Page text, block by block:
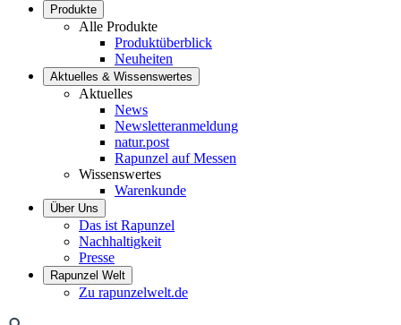
Produkte
Alle Produkte
Produktüberblick
Neuheiten
Aktuelles & Wissenswertes
Aktuelles
News
Newsletteranmeldung
natur.post
Rapunzel auf Messen
Wissenswertes
Warenkunde
Über Uns
Das ist Rapunzel
Nachhaltigkeit
Presse
Rapunzel Welt
Zu rapunzelwelt.de